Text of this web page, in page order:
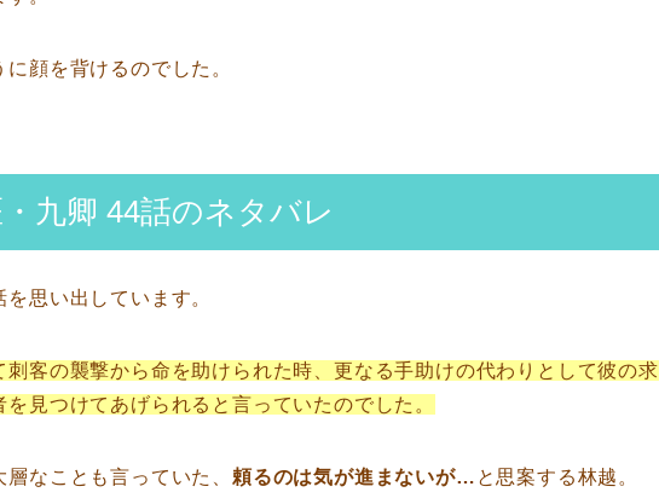
顔を背けるのでした。
九卿 44話のネタバレ
思い出しています。
刺客の襲撃から命を助けられた時、更なる手助けの代わりとして彼の求
見つけてあげられると言っていたのでした。
なことも言っていた、 頼るのは気が進まないが… と思案する林越。